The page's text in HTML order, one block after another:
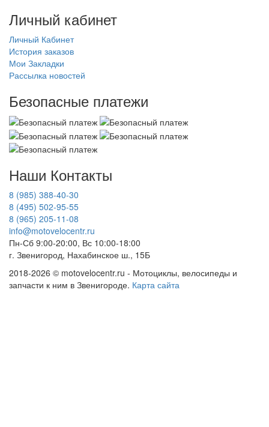
Личный кабинет
Личный Кабинет
История заказов
Мои Закладки
Рассылка новостей
Безопасные платежи
Наши Контакты
8 (985) 388-40-30
8 (495) 502-95-55
8 (965) 205-11-08
info@motovelocentr.ru
Пн-Сб 9:00-20:00, Вс 10:00-18:00
г. Звенигород, Нахабинское ш., 15Б
2018-2026 © motovelocentr.ru - Мотоциклы, велосипеды и
запчасти к ним в Звенигороде. Карта сайта